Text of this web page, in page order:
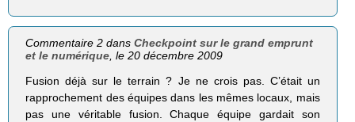
Commentaire 2 dansCheckpoint sur le grand emprunt
et le numérique , le 20 décembre 2009
Fusion déjà sur le terrain ? Je ne crois pas. C’était un
rapprochement des équipes dans les mêmes locaux, mais
pas une véritable fusion. Chaque équipe gardait son